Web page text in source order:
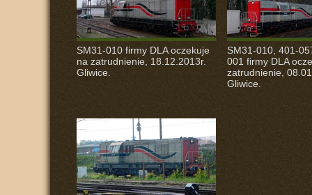
SM31-010 firmy DLAoczekuje
na zatrudnienie, 18.12.2013r.
Gliwice.
SM31-010, 401-
001 firmy DLA
zatrudnienie,
Gliwice.